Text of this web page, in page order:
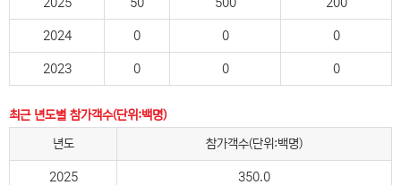
2024 0 0 0
2023 0 0 0
최근 년도별 참가객수(단위:백명)
년도
참가객수(단위:백명)
2025 350.0